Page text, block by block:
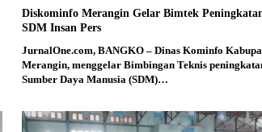
Diskominfo Merangin Gelar Bimtek
SDM Insan Pers
JurnalOne.com, BANGKO – Dinas Kominfo
Merangin, menggelar Bimbingan Teknis
Sumber Daya Manusia (SDM)…